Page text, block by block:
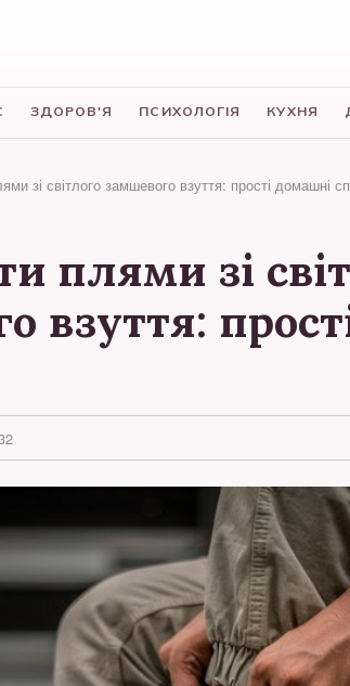
ЗДОРОВ'Я ПСИХОЛОГІЯ КУХНЯ
зі світлого замшевого взуття: прості домашні
плями зі
взуття: